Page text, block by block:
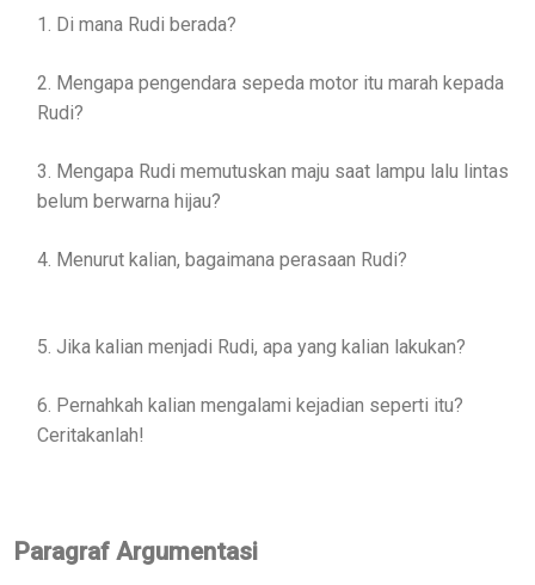
1. Di mana Rudi berada?
2. Mengapa pengendara sepeda motor itu marah kepada
Rudi?
3. Mengapa Rudi memutuskan maju saat lampu lalu lintas
belum berwarna hijau?
4. Menurut kalian, bagaimana perasaan Rudi?
5. Jika kalian menjadi Rudi, apa yang kalian lakukan?
6. Pernahkah kalian mengalami kejadian seperti itu?
Ceritakanlah!
Paragraf Argumentasi